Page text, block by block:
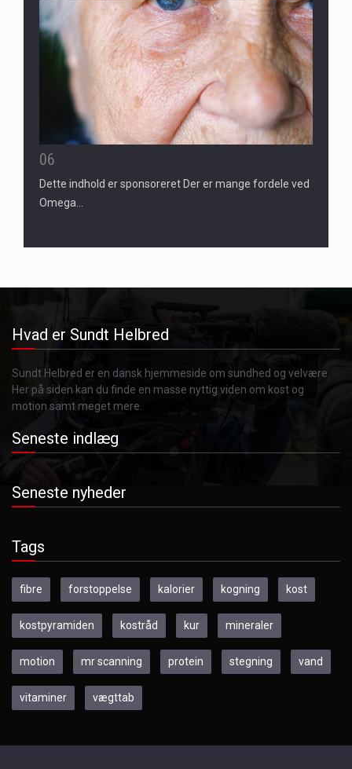
06
Dette indhold er sponsoreret Der er mange fordele ved
Omega…
Hvad er Sundt Helbred
Sundt Helbred er en dansk hjemmeside om sundhed og velvære.
Her på siden kan du finde en masse nyttig viden om kost og
motion samt meget mere.
Seneste indlæg
Seneste nyheder
Tags
fibre forstoppelse kalorier kogning kost
kostpyramiden kostråd kur mineraler
motion mr scanning protein stegning vand
vitaminer vægttab